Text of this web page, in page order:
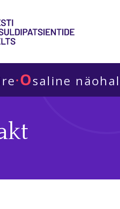
·Osaline